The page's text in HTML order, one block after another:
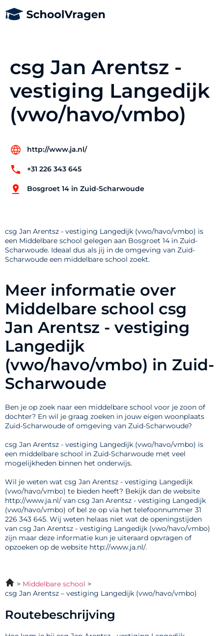
csg Jan Arentsz -
vestiging Langedijk
(vwo/havo/vmbo)
http://www.ja.nl/
+31 226 343 645
Bosgroet 14 in Zuid-Scharwoude
csg Jan Arentsz - vestiging Langedijk (vwo/havo/vmbo) is
een Middelbare school gelegen aan Bosgroet 14 in Zuid-
Scharwoude. Ideaal dus als jij in de omgeving van Zuid-
Scharwoude een middelbare school zoekt.
Meer informatie over
Middelbare school csg
Jan Arentsz - vestiging
Langedijk
(vwo/havo/vmbo) in Zuid-
Scharwoude
Ben je op zoek naar een middelbare school voor je zoon of
dochter? En wil je graag zoeken in jouw eigen woonplaats
Zuid-Scharwoude of omgeving van Zuid-Scharwoude?
csg Jan Arentsz - vestiging Langedijk (vwo/havo/vmbo) is
een middelbare school in Zuid-Scharwoude met veel
mogelijkheden binnen het onderwijs.
Wil je weten wat csg Jan Arentsz - vestiging Langedijk
(vwo/havo/vmbo) te bieden heeft? Bekijk dan de website
http://www.ja.nl/ van csg Jan Arentsz - vestiging Langedijk
(vwo/havo/vmbo) of bel ze op via het telefoonnummer 31
226 343 645. Wij weten helaas niet wat de openingstijden
van csg Jan Arentsz - vestiging Langedijk (vwo/havo/vmbo)
zijn maar deze informatie kun je uiteraard opvragen of
opzoeken op de website http://www.ja.nl/.
Middelbare school
csg Jan Arentsz – vestiging Langedijk (vwo/havo/vmbo)
Routebeschrijving